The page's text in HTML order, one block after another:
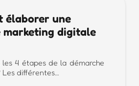
élaborer une
marketing digitale
4 étapes de la démarche
différentes…